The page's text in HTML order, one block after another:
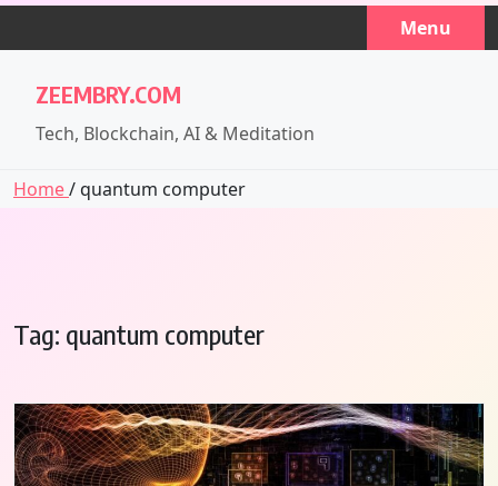
Skip
Menu
ZEEMBRY.COM
Tech, Blockchain, AI & Meditation
Home/ quantum computer
Tag: quantum computer